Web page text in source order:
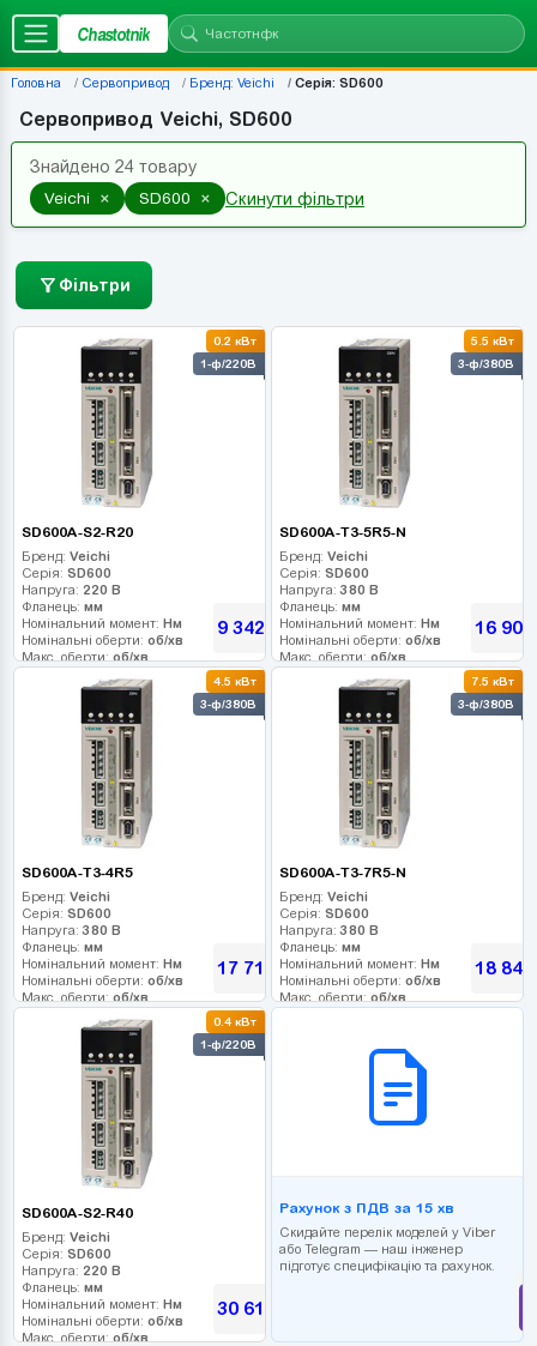
Chastotnik
Головна Сервопривод Бренд: Veichi Серія: SD600
Сервопривод Veichi, SD600
Знайдено 24 товару
Veichi × SD600 × Скинути фільтри
Фільтри
0.2 кВт
1-ф/220В
SD600A-S2-R20
Бренд: Veichi
Серія: SD600
Напруга: 220 В
Фланець: мм
Номінальний момент: Нм
Номінальні оберти: об/хв
Макс. оберти: об/хв
9 342 грн
5.5 кВт
3-ф/380В
SD600A-T3-5R5-N
Бренд: Veichi
Серія: SD600
Напруга:380 В
Фланець: мм
Номінальний момент: Нм
Номінальні оберти: об/хв
Макс. оберти: об/хв
16 902
4.5 кВт
3-ф/380В
SD600A-T3-4R5
Бренд: Veichi
Серія: SD600
Напруга:380 В
Фланець: мм
Номінальний момент: Нм
Номінальні оберти: об/хв
Макс. оберти: об/хв
17 712 грн
7.5 кВт
3-ф/380В
SD600A-T3-7R5-N
Бренд: Veichi
Серія: SD600
Напруга:380 В
Фланець: мм
Номінальний момент: Нм
Номінальні оберти: об/хв
Макс. оберти: об/хв
18 846
0.4 кВт
1-ф/220В
SD600A-S2-R40
Бренд: Veichi
Серія: SD600
Напруга: 220 В
Фланець: мм
Номінальний момент: Нм
Номінальні оберти: об/хв
Макс. оберти: об/хв
30 618
Рахунок з ПДВ за 15 хв
Скидайте перелік моделей у Viber
або Telegram — наш інженер
підготує специфікацію та рахунок.